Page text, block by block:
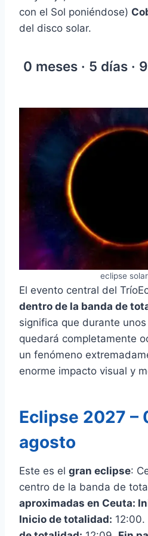
con el Sol poniéndose)
del disco solar.
0 meses · 5 días ·
eclipse
El evento central del
dentro de la banda de
significa que durante
quedará completamente
un fenómeno
enorme impacto visual y
Eclipse 2027 –
agosto
Este es el gran eclipse:
centro de la banda de
aproximadas en Ceuta:
Inicio de totalidad: 12:00.